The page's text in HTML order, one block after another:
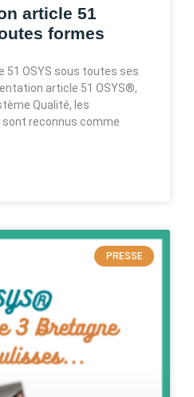
article 51
formes
51 OSYS sous toutes ses
article 51 OSYS®,
Qualité, les
sont reconnus comme
PRESSE